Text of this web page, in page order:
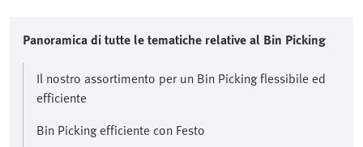
Panoramica di tutte le tematiche relative al Bin Picking
Il nostro assortimento per un Bin Picking flessibile ed
efficiente
Bin Picking efficiente con Festo